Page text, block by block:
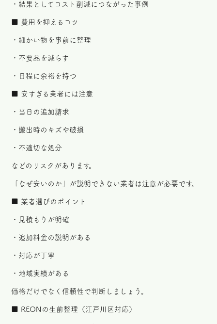
・結果としてコスト削減につながった事例
■ 費用を抑えるコツ
・細かい物を事前に整理
・不要品を減らす
・日程に余裕を持つ
■ 安すぎる業者には注意
・当日の追加請求
・搬出時のキズや破損
・不適切な処分
などのリスクがあります。
「なぜ安いのか」が説明できない業者は注意が必要です。
■ 業者選びのポイント
・見積もりが明確
・追加料金の説明がある
・対応が丁寧
・地域実績がある
価格だけでなく信頼性で判断しましょう。
■ REONの生前整理（江戸川区対応）